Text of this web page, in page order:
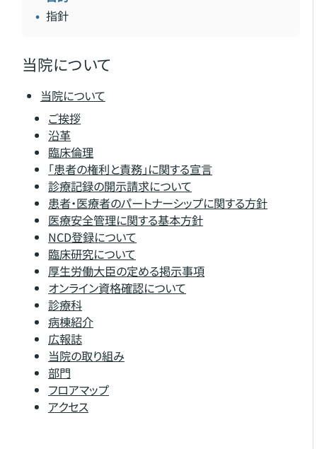
指針
当院について
当院について
ご挨拶
沿革
臨床倫理
「患者の権利と責務」に関する宣言
診療記録の開示請求について
患者・医療者のパートナーシップに関する方針
医療安全管理に関する基本方針
NCD登録について
臨床研究について
厚生労働大臣の定める掲示事項
オンライン資格確認について
診療科
病棟紹介
広報誌
当院の取り組み
部門
フロアマップ
アクセス